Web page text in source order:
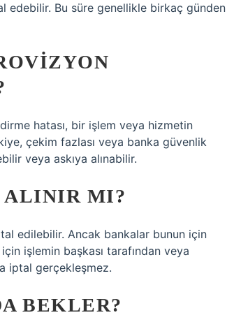
edebilir. Bu süre genellikle birkaç günden
hatası, bir işlem veya hizmetin
çekim fazlası veya banka güvenlik
veya askıya alınabilir.
ALINIR MI?
edilebilir. Ancak bankalar bunun için
işlemin başkası tarafından veya
iptal gerçekleşmez.
BEKLER?